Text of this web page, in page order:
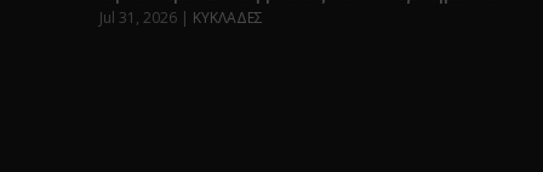
Jul 31, 2026 | ΚΥΚΛΑΔΕΣ